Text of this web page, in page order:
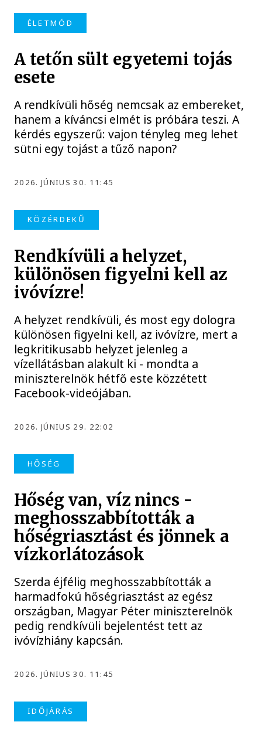
ÉLETMÓD
A tetőn sült egyetemi tojás
esete
A rendkívüli hőség nemcsak az embereket,
hanem a kíváncsi elmét is próbára teszi. A
kérdés egyszerű: vajon tényleg meg lehet
sütni egy tojást a tűző napon?
2026. JÚNIUS 30. 11:45
KÖZÉRDEKŰ
Rendkívüli a helyzet,
különösen figyelni kell az
ivóvízre!
A helyzet rendkívüli, és most egy dologra
különösen figyelni kell, az ivóvízre, mert a
legkritikusabb helyzet jelenleg a
vízellátásban alakult ki - mondta a
miniszterelnök hétfő este közzétett
Facebook-videójában.
2026. JÚNIUS 29. 22:02
HŐSÉG
Hőség van, víz nincs -
meghosszabbították a
hőségriasztást és jönnek a
vízkorlátozások
Szerda éjfélig meghosszabbították a
harmadfokú hőségriasztást az egész
országban, Magyar Péter miniszterelnök
pedig rendkívüli bejelentést tett az
ivóvízhiány kapcsán.
2026. JÚNIUS 30. 11:45
IDŐJÁRÁS